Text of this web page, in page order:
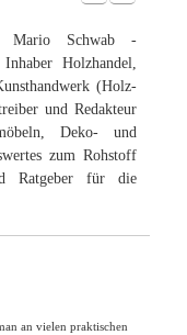
Mario Schwab -
Holzhandel,
(Holz-
und Redakteur
Deko- und
zum Rohstoff
Ratgeber für die
an vielen praktischen